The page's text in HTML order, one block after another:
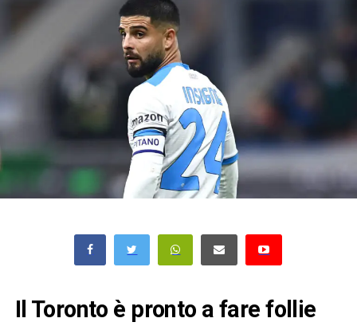
Il Toronto è pronto a fare follie